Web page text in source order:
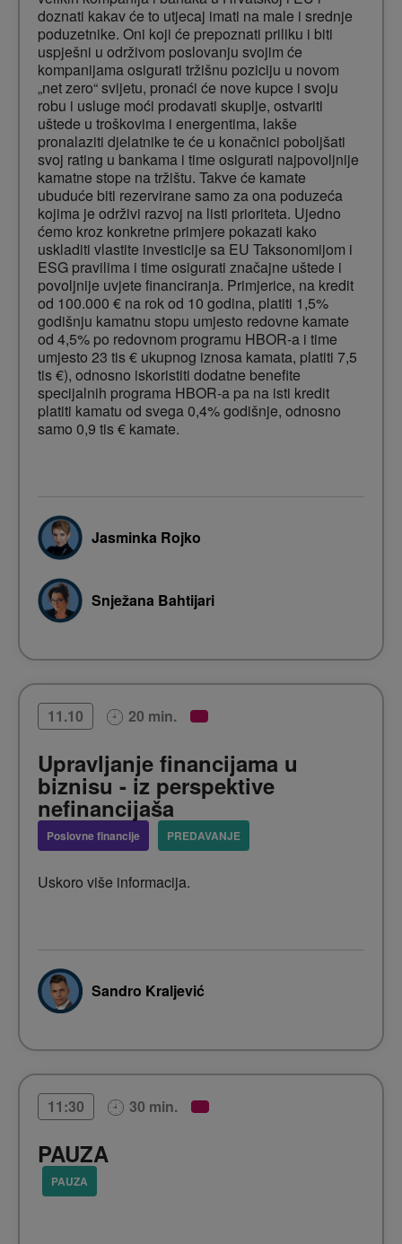
doznati kakav će to utjecaj imati na male i srednje
poduzetnike. Oni koji će prepoznati priliku i biti
uspješni u održivom poslovanju svojim će
kompanijama osigurati tržišnu poziciju u novom
„net zero“ svijetu, pronaći će nove kupce i svoju
robu i usluge moći prodavati skuplje, ostvariti
uštede u troškovima i energentima, lakše
pronalaziti djelatnike te će u konačnici poboljšati
svoj rating u bankama i time osigurati najpovoljnije
kamatne stope na tržištu. Takve će kamate
ubuduće biti rezervirane samo za ona poduzeća
kojima je održivi razvoj na listi prioriteta. Ujedno
ćemo kroz konkretne primjere pokazati kako
uskladiti vlastite investicije sa EU Taksonomijom i
ESG pravilima i time osigurati značajne uštede i
povoljnije uvjete financiranja. Primjerice, na kredit
od 100.000 € na rok od 10 godina, platiti 1,5%
godišnju kamatnu stopu umjesto redovne kamate
od 4,5% po redovnom programu HBOR-a i time
umjesto 23 tis € ukupnog iznosa kamata, platiti 7,5
tis €), odnosno iskoristiti dodatne benefite
specijalnih programa HBOR-a pa na isti kredit
platiti kamatu od svega 0,4% godišnje, odnosno
samo 0,9 tis € kamate.
Jasminka Rojko
Snježana Bahtijari
11.10 20 min.
Upravljanje financijama u
biznisu - iz perspektive
nefinancijaša
Poslovne financije PREDAVANJE
Uskoro više informacija.
Sandro Kraljević
11:30 30 min.
PAUZA
PAUZA